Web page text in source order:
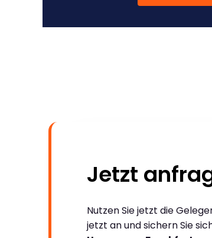
Jetzt
Nutzen Sie jetzt die
jetzt an und sichern Sie